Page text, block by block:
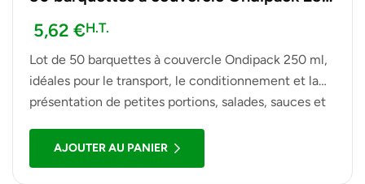
ml
5,62 €H.T.
Lot de 50 barquettes à couvercle Ondipack 250 ml,
idéales pour le transport, le conditionnement et la
présentation de petites portions, salades, sauces et
AJOUTER AU PANIER